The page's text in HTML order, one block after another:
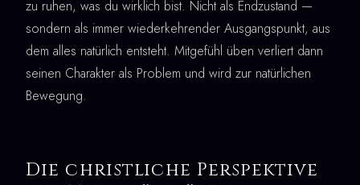
zu ruhen, was du wirklich bist. Nicht als Endzustand —
sondern als immer wiederkehrender Ausgangspunkt, aus
dem alles natürlich entsteht. Mitgefühl üben verliert dann
seinen Charakter als Problem und wird zur natürlichen
Bewegung.
Die christliche Perspektive